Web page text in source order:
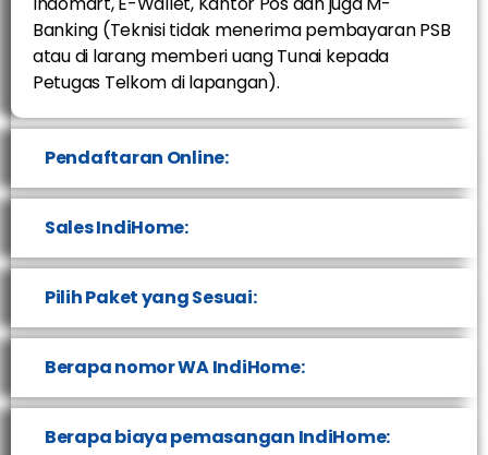
Banking (Teknisi tidak menerima pembayaran PSB
atau di larang memberi uang Tunai kepada
Petugas Telkom di lapangan).
Pendaftaran Online:
Sales IndiHome:
Pilih Paket yang Sesuai:
Berapa nomor WA IndiHome:
Berapa biaya pemasangan IndiHome: